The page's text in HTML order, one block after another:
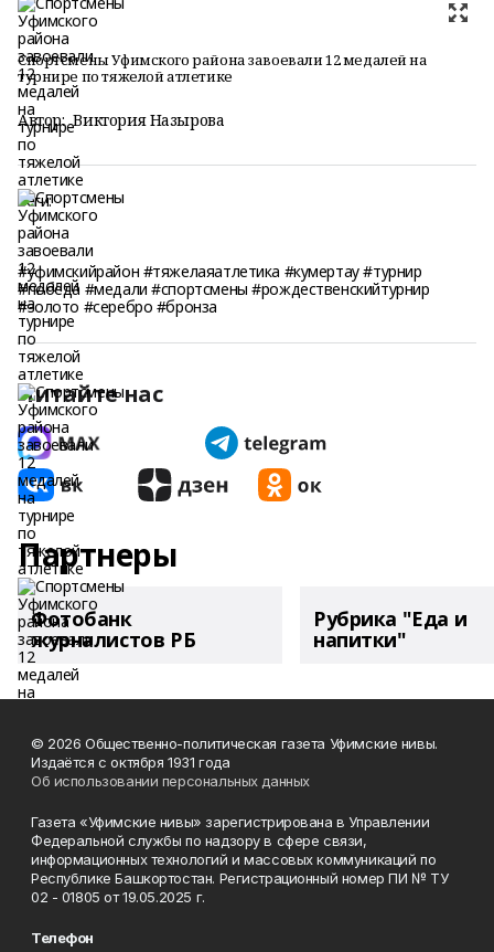
Спортсмены Уфимского района завоевали 12 медалей на
турнире по тяжелой атлетике
Автор: Виктория Назырова
Теги:
#уфимскийрайон #тяжелаяатлетика #кумертау #турнир
#победа #медали #спортсмены #рождественскийтурнир
#золото #серебро #бронза
Читайте нас
Партнеры
Фотобанк
журналистов РБ
Рубрика "Еда и
напитки"
© 2026 Общественно-политическая газета Уфимские нивы.
Издаётся с октября 1931 года
Об использовании персональных данных
Газета «Уфимские нивы» зарегистрирована в Управлении
Федеральной службы по надзору в сфере связи,
информационных технологий и массовых коммуникаций по
Республике Башкортостан. Регистрационный номер ПИ № ТУ
02 - 01805 от 19.05.2025 г.
Телефон